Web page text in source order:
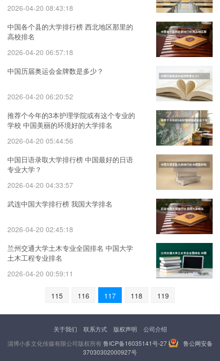
2026-04-20 08:43:18
中国各个县的大学排行榜 西北地区那里的
高校排名
2026-04-20 06:57:18
中国历届奥运会金牌数是多少？
2026-04-20 06:20:52
推荐个今年的3本护理学院或有这个专业的
学校 中国美丽的环境好的大学排名
2026-04-20 05:44:56
中国日语录取大学排行榜 中国最好的日语
专业大学？
2026-04-20 04:33:57
武连中国大学排行榜 我国大学排名
2026-04-20 02:45:18
兰州交通大学土木专业全国排名 中国大学
土木工程专业排名
2026-04-20 00:59:11
115 116 117 118 119
关于我们 联系方式 版权声明
公司介绍
淄博小多文化传媒有限公司版权所有鲁ICP备16035141号-27
鲁公网安备
37030302000927号